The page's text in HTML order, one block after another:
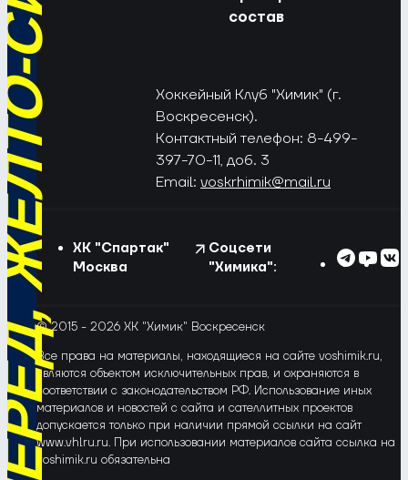
состав
Хоккейный Клуб "Химик" (г.
Воскресенск).
Контактный телефон: 8-499-
397-70-11, доб. 3
Email: voskrhimik@mail.ru
ХК "Спартак"
Москва
Соцсети
"Химика":
© 2015 - 2026 ХК "Химик" Воскресенск
Все права на материалы, находящиеся на сайте voshimik.ru,
являются объектом исключительных прав, и охраняются в
соответствии с законодательством РФ. Использование иных
материалов и новостей с сайта и сателлитных проектов
допускается только при наличии прямой ссылки на сайт
www.vhlru.ru. При использовании материалов сайта ссылка на
voshimik.ru обязательна